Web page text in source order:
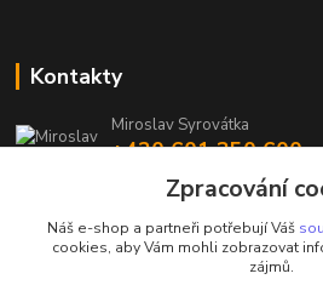
Kontakty
Miroslav Syrovátka
+420 601 350 600
(Po-Pá, 7:30-16 hod.)
prodejna@polycarboncb.cz
Zpracování
Náš e-shop a partneři potřebují Váš
cookies, aby Vám mohli zobrazovat
zájmů.